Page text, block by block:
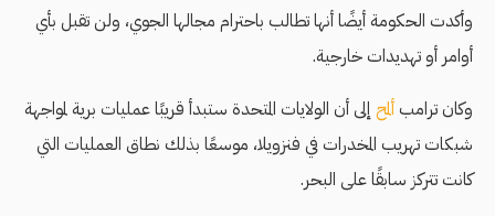
وأكدت الحكومة أيضًا أنها تطالب باحترام مجالها الجوي، ولن تقبل بأي
أوامر أو تهديدات خارجية.
وكان ترامبألمح إلى أن الولايات المتحدة ستبدأ قريبًا عمليات برية لمواجهة
شبكات تهريب المخدرات في فنزويلا، موسعًا بذلك نطاق العمليات التي
كانت تتركز سابقًا على البحر.